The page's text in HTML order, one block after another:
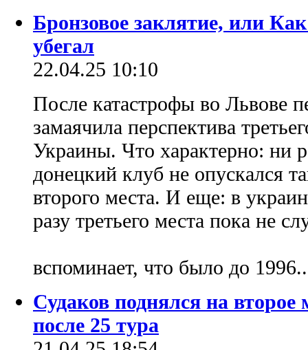
Бронзовое заклятие, или
убегал
22.04.25 10:10
После катастрофы во Львове
замаячила перспектива
Украины. Что характерно: ни
донецкий клуб не опускался
второго места. И еще: в
разу третьего места пока не
вспоминает, что было до
Судаков поднялся на второе
после 25 тура